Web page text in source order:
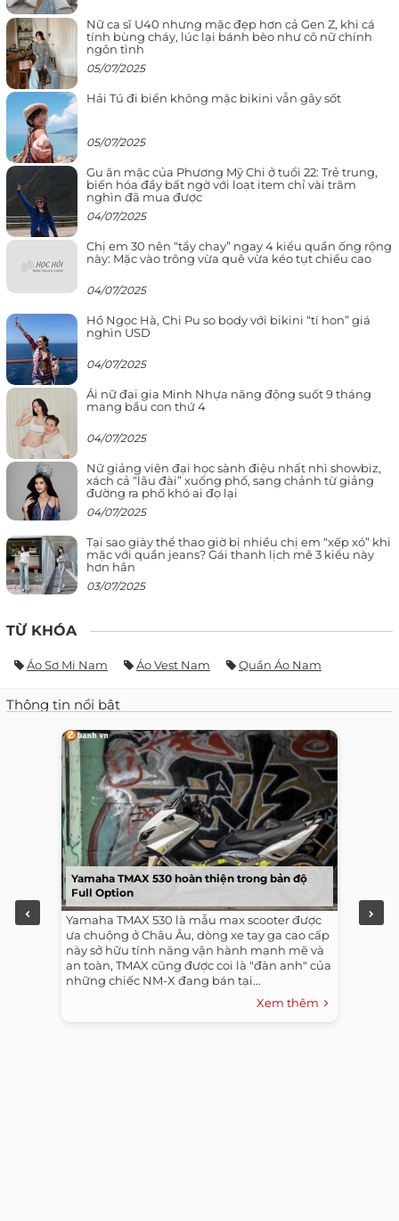
Nữ ca sĩ U40 nhưng mặc đẹp hơn cả Gen Z, khi cá
tính bùng cháy, lúc lại bánh bèo như cô nữ chính
ngôn tình
05/07/2025
Hải Tú đi biển không mặc bikini vẫn gây sốt
05/07/2025
Gu ăn mặc của Phương Mỹ Chi ở tuổi 22: Trẻ trung,
biến hóa đầy bất ngờ với loạt item chỉ vài trăm
nghìn đã mua được
04/07/2025
Chị em 30 nên “tẩy chay” ngay 4 kiểu quần ống rộng
này: Mặc vào trông vừa quê vừa kéo tụt chiều cao
04/07/2025
Hồ Ngọc Hà, Chi Pu so body với bikini “tí hon” giá
nghìn USD
04/07/2025
Ái nữ đại gia Minh Nhựa năng động suốt 9 tháng
mang bầu con thứ 4
04/07/2025
Nữ giảng viên đại học sành điệu nhất nhì showbiz,
xách cả “lâu đài” xuống phố, sang chảnh từ giảng
đường ra phố khó ai đọ lại
04/07/2025
Tại sao giày thể thao giờ bị nhiều chị em “xếp xó” khi
mặc với quần jeans? Gái thanh lịch mê 3 kiểu này
hơn hẳn
03/07/2025
TỪ KHÓA
Áo Sơ Mi Nam Áo Vest Nam Quần Áo Nam
Thông tin nổi bật
Yamaha TMAX 530 hoàn thiện trong bản độ
Full Option
Yamaha TMAX 530 là mẫu max scooter được
ưa chuộng ở Châu Âu, dòng xe tay ga cao cấp
này sở hữu tính năng vận hành mạnh mẽ và
an toàn, TMAX cũng được coi là "đàn anh" của
những chiếc NM-X đang bán tại...
Xem thêm